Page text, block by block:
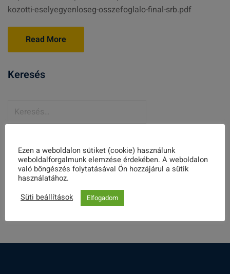
kozotti-eselyegyenloseg-osszefoglalo-final-srb.pdf
Read More
Keresés
© Copyright 2021 Magyary Zoltán Népfőiskolai Társaság •
mznt.hu
Projektszám:EFOP-3.7.3-16-2017-00229
Ezen a weboldalon sütiket (cookie) használunk
weboldalforgalmunk elemzése érdekében. A weboldalon
való böngészés folytatásával Ön hozzájárul a sütik
használatához.
Süti beállítások
Elfogadom